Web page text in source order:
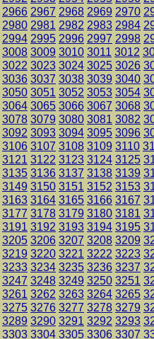
2966 2967 2968 2969 2970
2980 2981 2982 2983 2984
2994 2995 2996 2997 2998
3008 3009 3010 3011 3012
3022 3023 3024 3025 3026
3036 3037 3038 3039 3040
3050 3051 3052 3053 3054
3064 3065 3066 3067 3068
3078 3079 3080 3081 3082
3092 3093 3094 3095 3096
3106 3107 3108 3109 3110
3121 3122 3123 3124 3125
3135 3136 3137 3138 3139
3149 3150 3151 3152 3153
3163 3164 3165 3166 3167
3177 3178 3179 3180 3181
3191 3192 3193 3194 3195
3205 3206 3207 3208 3209
3219 3220 3221 3222 3223
3233 3234 3235 3236 3237
3247 3248 3249 3250 3251
3261 3262 3263 3264 3265
3275 3276 3277 3278 3279
3289 3290 3291 3292 3293
3303 3304 3305 3306 3307